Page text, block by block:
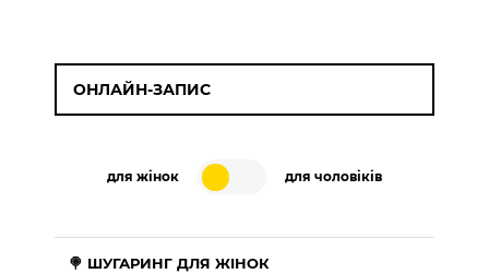
ОНЛАЙН-ЗАПИС
для жінок для чоловіків
🍭 ШУГАРИНГ ДЛЯ ЖІНОК